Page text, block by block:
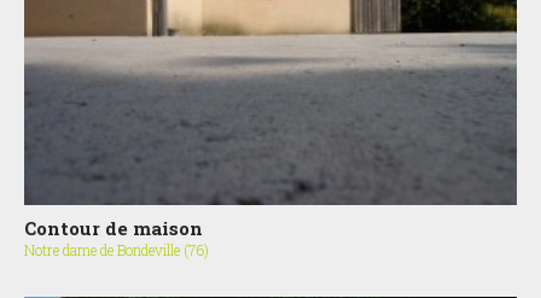
Contour de maison
Notre dame de Bondeville (76)